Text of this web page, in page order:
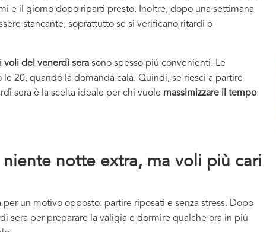
e il giorno dopo riparti presto. Inoltre, dopo una settimana
stancante, soprattutto se si verificano ritardi o
voli del venerdì sera sono spesso più convenienti. Le
20, quando la domanda cala. Quindi, se riesci a partire
sera è la scelta ideale per chi vuole massimizzare il tempo
notte extra, ma voli più cari
per un motivo opposto: partire riposati e senza stress. Dopo
sera per preparare la valigia e dormire qualche ora in più